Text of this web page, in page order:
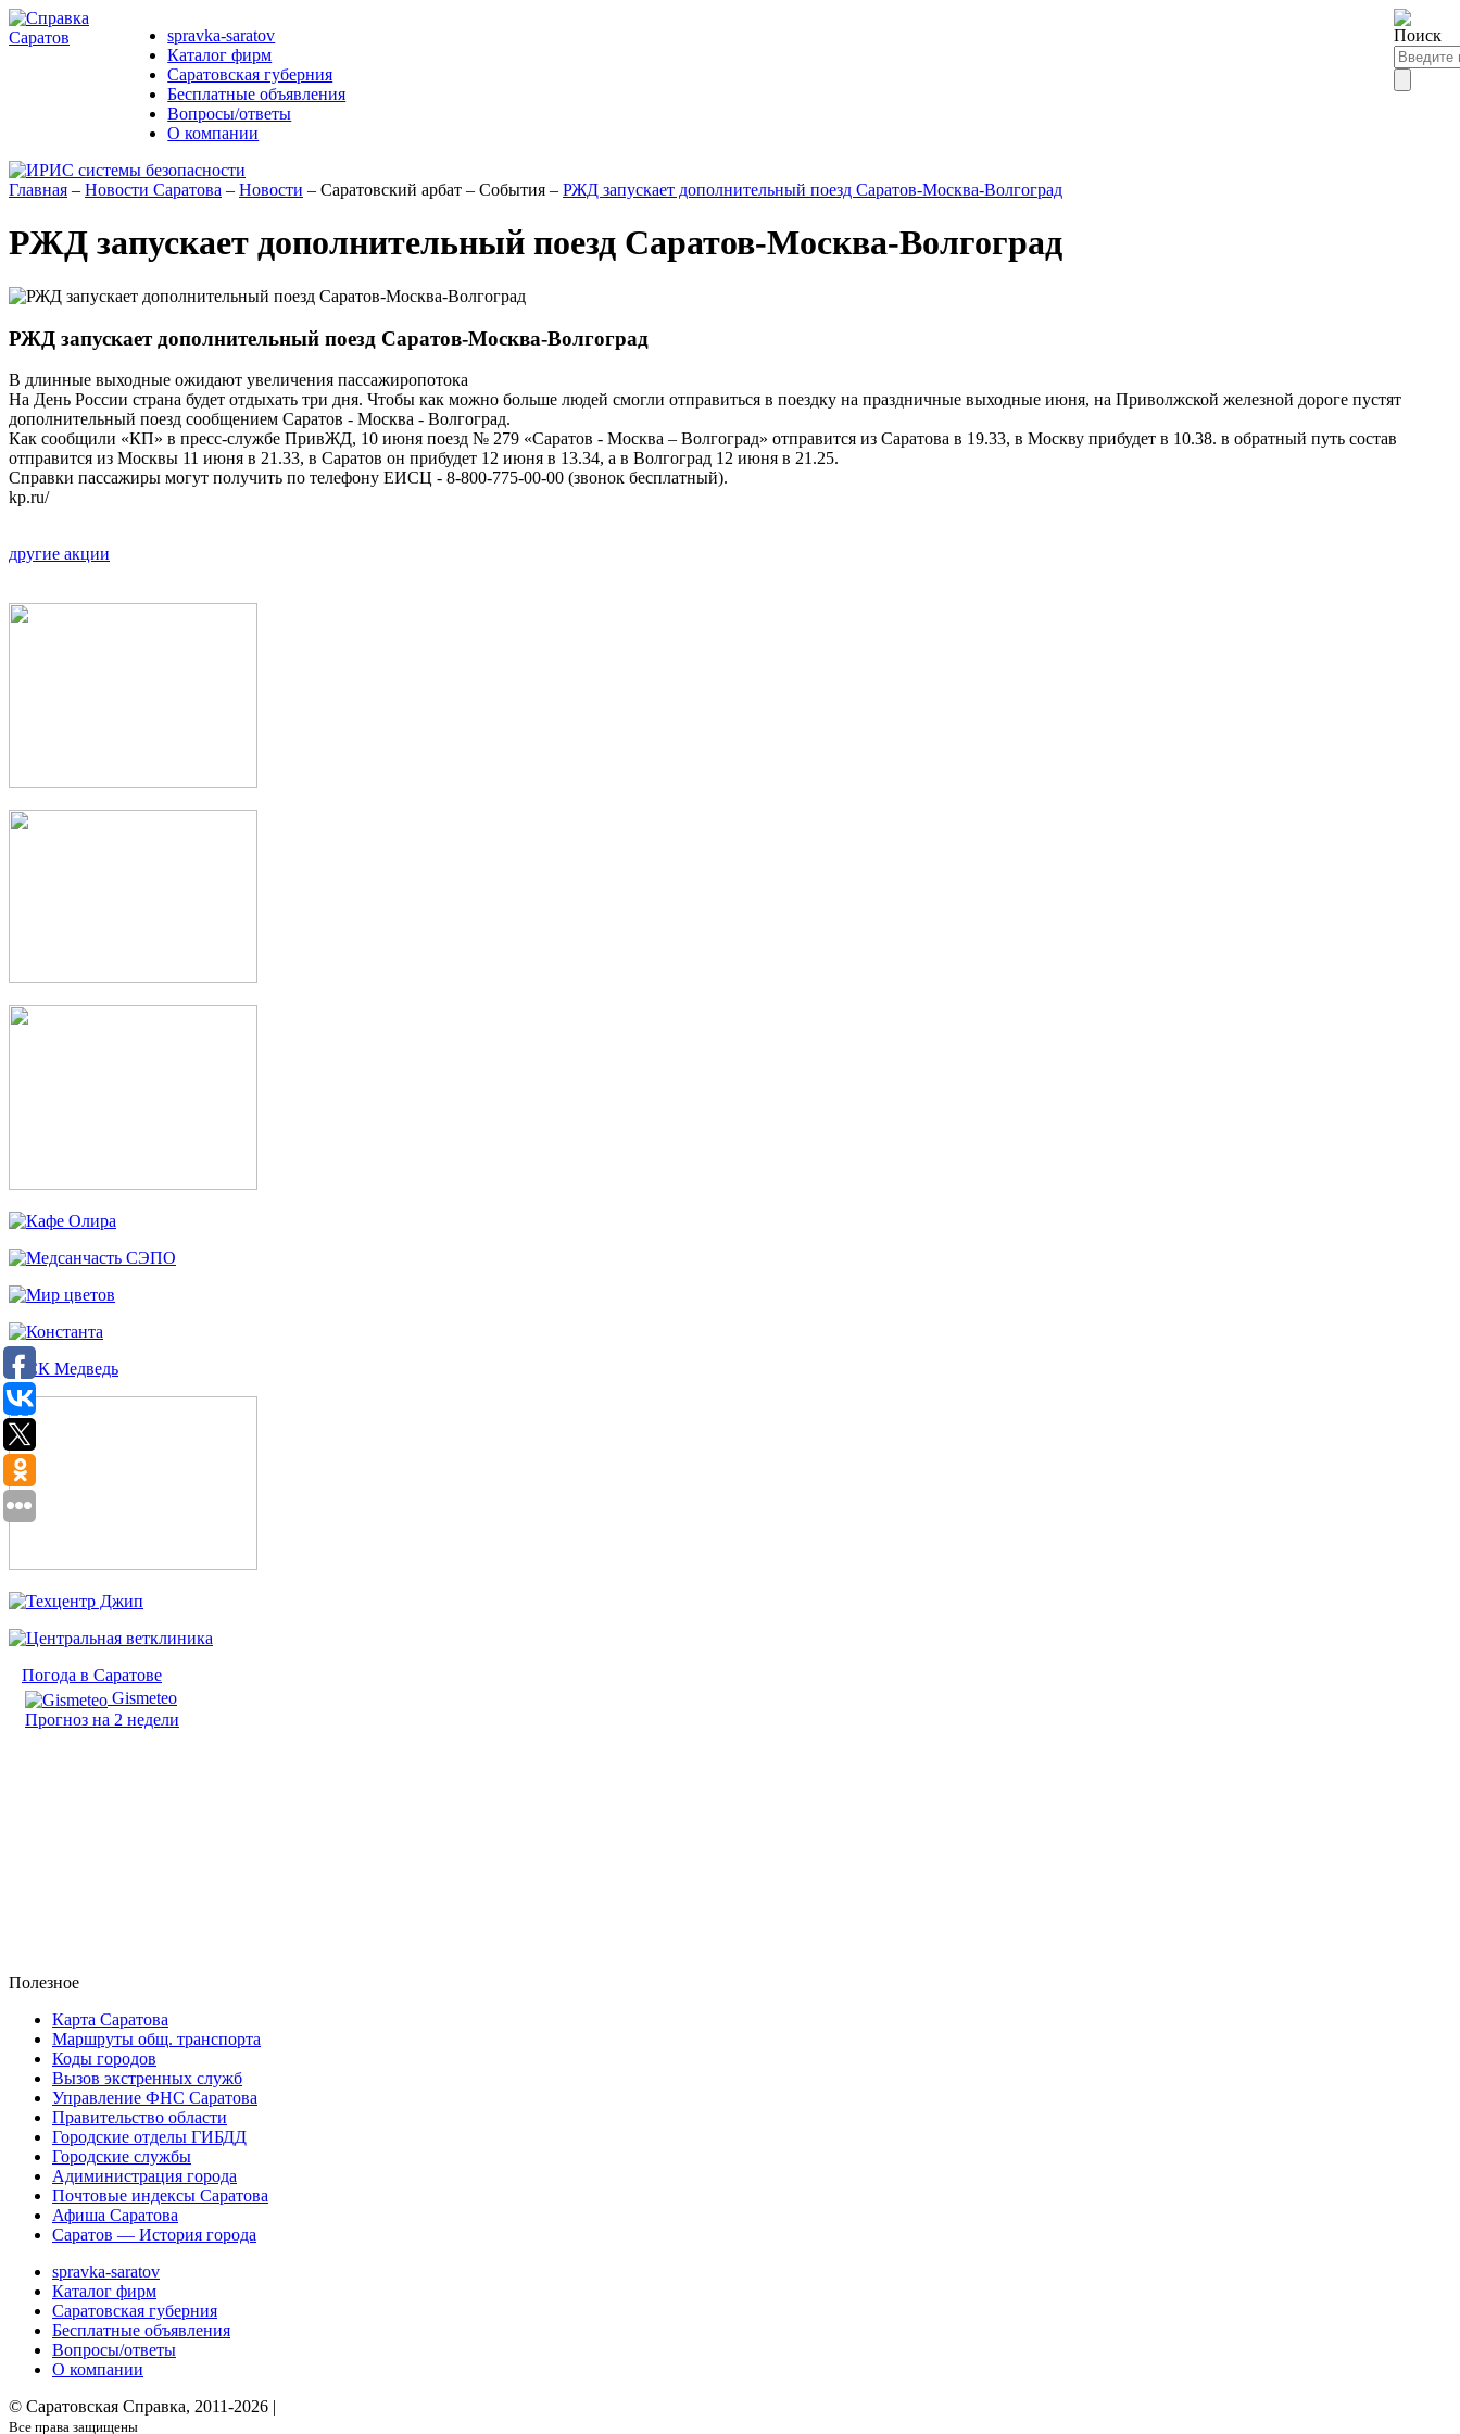
spravka-saratov
Каталог фирм
Саратовская губерния
Бесплатные объявления
Вопросы/ответы
О компании
Главная – Новости Саратова – Новости – Саратовский арбат – События – РЖД запускает дополнительный поезд Саратов-Москва-Волгоград
РЖД запускает дополнительный поезд Саратов-Москва-Волгоград
РЖД запускает дополнительный поезд Саратов-Москва-Волгоград
В длинные выходные ожидают увеличения пассажиропотока
На День России страна будет отдыхать три дня. Чтобы как можно больше людей смогли отправиться в поездку на праздничные выходные июня, на Приволжской железной дороге пустят
дополнительный поезд сообщением Саратов - Москва - Волгоград.
Как сообщили «КП» в пресс-службе ПривЖД, 10 июня поезд № 279 «Саратов - Москва – Волгоград» отправится из Саратова в 19.33, в Москву прибудет в 10.38. в обратный путь состав
отправится из Москвы 11 июня в 21.33, в Саратов он прибудет 12 июня в 13.34, а в Волгоград 12 июня в 21.25.
Справки пассажиры могут получить по телефону ЕИСЦ - 8-800-775-00-00 (звонок бесплатный).
kp.ru/
другие акции
Погода в Саратове
Gismeteo
Прогноз на 2 недели
Полезное
Карта Саратова
Маршруты общ. транспорта
Коды городов
Вызов экстренных служб
Управление ФНС Саратова
Правительство области
Городские отделы ГИБДД
Городские службы
Адиминистрация города
Почтовые индексы Саратова
Афиша Саратова
Саратов — История города
spravka-saratov
Каталог фирм
Саратовская губерния
Бесплатные объявления
Вопросы/ответы
О компании
© Саратовская Справка, 2011-2026 |
Все права защищены